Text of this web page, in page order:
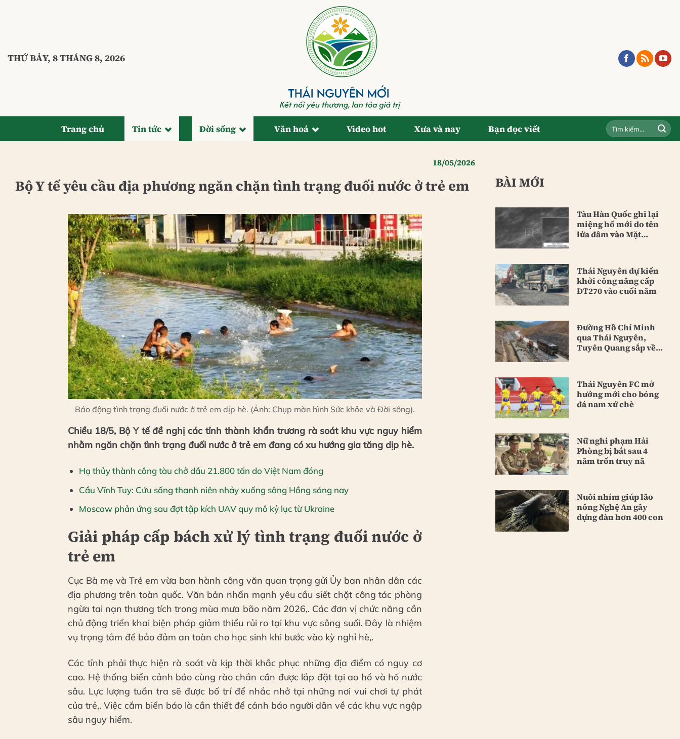
THỨ BẢY, 8 THÁNG 8, 2026
Trang chủ Tin tức Đời sống Văn hoá Video hot Xưa và nay Bạn đọc viết
18/05/2026
Bộ Y tế yêu cầu địa phương ngăn chặn tình trạng đuối nước ở trẻ em
Báo động tình trạng đuối nước ở trẻ em dịp hè. (Ảnh: Chụp màn hình Sức khỏe và Đời sống).
Chiều 18/5, Bộ Y tế đề nghị các tỉnh thành khẩn trương rà soát khu vực nguy hiểm
nhằm ngăn chặn tình trạng đuối nước ở trẻ em đang có xu hướng gia tăng dịp hè.
Hạ thủy thành công tàu chở dầu 21.800 tấn do Việt Nam đóng
Cầu Vĩnh Tuy: Cứu sống thanh niên nhảy xuống sông Hồng sáng nay
Moscow phản ứng sau đợt tập kích UAV quy mô kỷ lục từ Ukraine
Giải pháp cấp bách xử lý tình trạng đuối nước ở
trẻ em
Cục Bà mẹ và Trẻ em vừa ban hành công văn quan trọng gửi Ủy ban nhân dân các
địa phương trên toàn quốc. Văn bản nhấn mạnh yêu cầu siết chặt công tác phòng
ngừa tai nạn thương tích trong mùa mưa bão năm 2026,. Các đơn vị chức năng cần
chủ động triển khai biện pháp giảm thiểu rủi ro tại khu vực sông suối. Đây là nhiệm
vụ trọng tâm để bảo đảm an toàn cho học sinh khi bước vào kỳ nghỉ hè,.
Các tỉnh phải thực hiện rà soát và kịp thời khắc phục những địa điểm có nguy cơ
cao. Hệ thống biển cảnh báo cùng rào chắn cần được lắp đặt tại ao hồ và hố nước
sâu. Lực lượng tuần tra sẽ được bố trí để nhắc nhở tại những nơi vui chơi tự phát
của trẻ,. Việc cắm biển báo là cần thiết để cảnh báo người dân về các khu vực ngập
sâu nguy hiểm.
BÀI MỚI
Tàu Hàn Quốc ghi lại
miệng hố mới do tên
lửa đâm vào Mặt
Thái Nguyên dự kiến
khởi công nâng cấp
ĐT270 vào cuối năm
Đường Hồ Chí Minh
qua Thái Nguyên,
Tuyên Quang sắp về
Thái Nguyên FC mở
hướng mới cho bóng
đá nam xứ chè
Nữ nghi phạm Hải
Phòng bị bắt sau 4
năm trốn truy nã
Nuôi nhím giúp lão
nông Nghệ An gây
dựng đàn hơn 400 con